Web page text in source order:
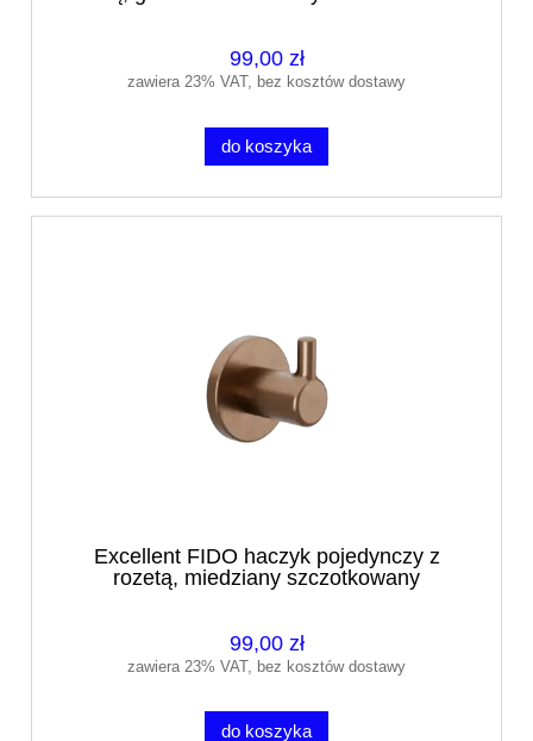
99,00 zł
zawiera 23% VAT, bez kosztów dostawy
do koszyka
Excellent FIDO haczyk pojedynczy z
rozetą, miedziany szczotkowany
99,00 zł
zawiera 23% VAT, bez kosztów dostawy
do koszyka